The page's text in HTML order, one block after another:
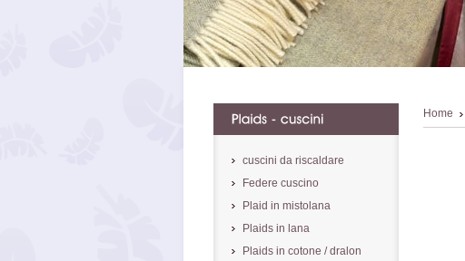
Home
cuscini da riscaldare
Federe cuscino
Plaid in mistolana
Plaids in lana
Plaids in cotone / dralon